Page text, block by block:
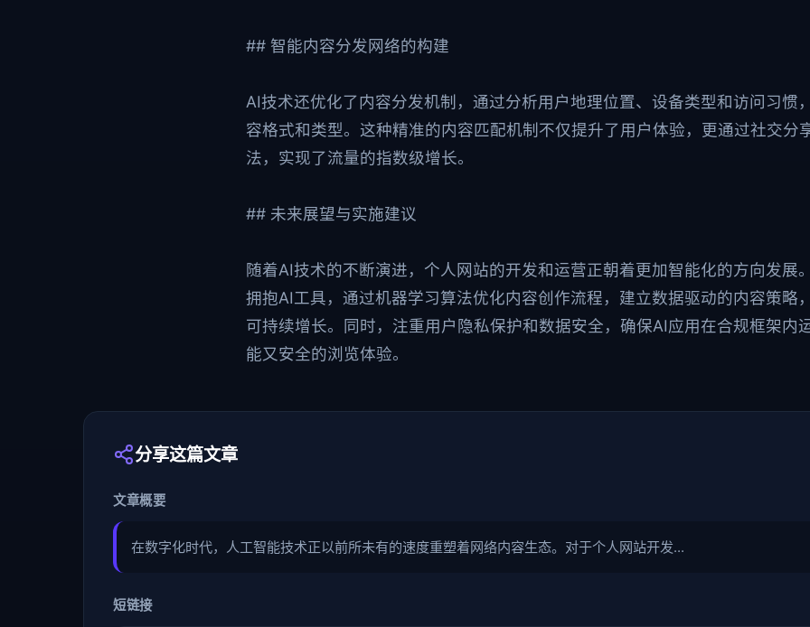
## 智能内容分发网络的构建
AI技术还优化了内容分发机制，通过分析用户地理位置、设备类型和访问习惯
容格式和类型。这种精准的内容匹配机制不仅提升了用户体验，更通过社交分
法，实现了流量的指数级增长。
## 未来展望与实施建议
随着AI技术的不断演进，个人网站的开发和运营正朝着更加智能化的方向发展
拥抱AI工具，通过机器学习算法优化内容创作流程，建立数据驱动的内容策略
可持续增长。同时，注重用户隐私保护和数据安全，确保AI应用在合规框架内
能又安全的浏览体验。
分享这篇文章
文章概要
在数字化时代，人工智能技术正以前所未有的速度重塑着网络内容生态。对于个人网站开发...
短链接